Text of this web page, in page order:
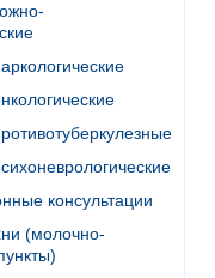
консультации
(молочно-